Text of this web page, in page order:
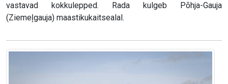
vastavad kokkulepped. Rada kulgeb Põhja-Gauja
(Ziemeļgauja) maastikukaitsealal.